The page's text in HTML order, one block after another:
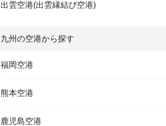
出雲空港(出雲縁結び空港)
九州の空港から探す
福岡空港
熊本空港
鹿児島空港